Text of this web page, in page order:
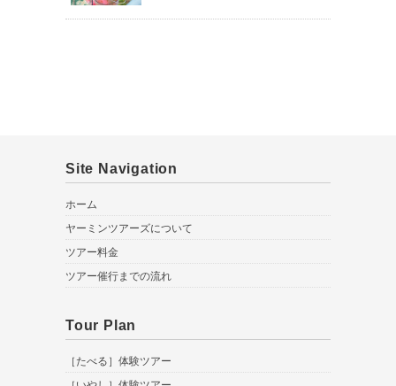
Site Navigation
ホーム
ヤーミンツアーズについて
ツアー料金
ツアー催行までの流れ
Tour Plan
［たべる］体験ツアー